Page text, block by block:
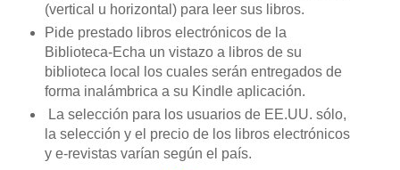
(vertical u horizontal) para leer sus libros.
Pide prestado libros electrónicos de la
Biblioteca-Echa un vistazo a libros de su
biblioteca local los cuales serán entregados de
forma inalámbrica a su Kindle aplicación.
La selección para los usuarios de EE.UU. sólo,
la selección y el precio de los libros electrónicos
y e-revistas varían según el país.